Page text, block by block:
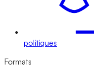
politiques
Formats